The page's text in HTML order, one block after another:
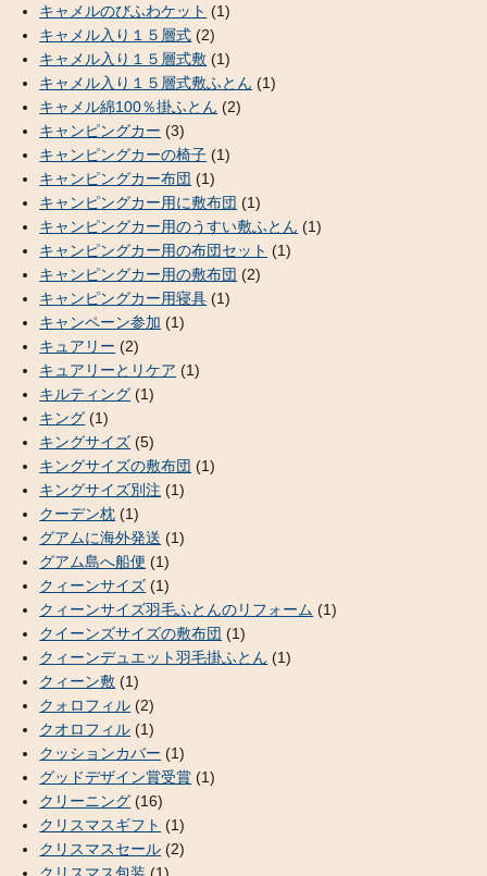
キャメルのびふわケット (1)
キャメル入り１５層式 (2)
キャメル入り１５層式敷 (1)
キャメル入り１５層式敷ふとん (1)
キャメル綿100％掛ふとん (2)
キャンピングカー (3)
キャンピングカーの椅子 (1)
キャンピングカー布団 (1)
キャンピングカー用に敷布団 (1)
キャンピングカー用のうすい敷ふとん (1)
キャンピングカー用の布団セット (1)
キャンピングカー用の敷布団 (2)
キャンピングカー用寝具 (1)
キャンペーン参加 (1)
キュアリー (2)
キュアリーとリケア (1)
キルティング (1)
キング (1)
キングサイズ (5)
キングサイズの敷布団 (1)
キングサイズ別注 (1)
クーデン枕 (1)
グアムに海外発送 (1)
グアム島へ船便 (1)
クィーンサイズ (1)
クィーンサイズ羽毛ふとんのリフォーム (1)
クイーンズサイズの敷布団 (1)
クィーンデュエット羽毛掛ふとん (1)
クィーン敷 (1)
クォロフィル (2)
クオロフィル (1)
クッションカバー (1)
グッドデザイン賞受賞 (1)
クリーニング (16)
クリスマスギフト (1)
クリスマスセール (2)
クリスマス包装 (1)